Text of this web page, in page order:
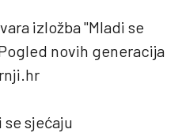
izložba "Mladi se
novih generacija
se sjećaju